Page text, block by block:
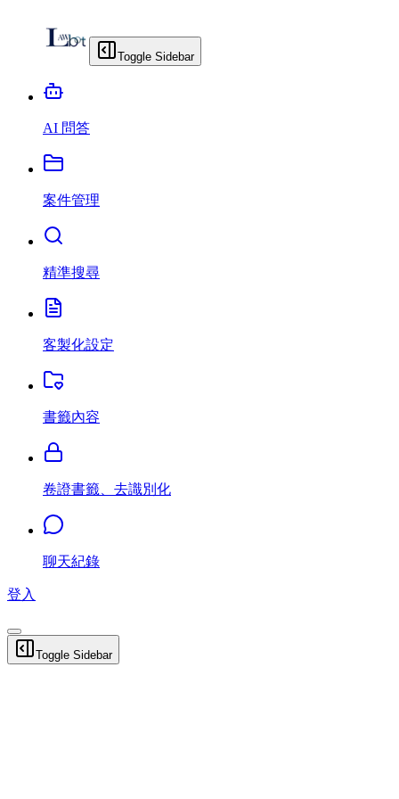
Toggle Sidebar
AI 問答
案件管理
精準搜尋
客製化設定
書籤內容
卷證書籤、去識別化
聊天紀錄
登入
Toggle Sidebar